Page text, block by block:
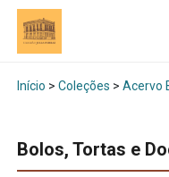
Início > Coleções > Acervo
Bolos, Tortas e